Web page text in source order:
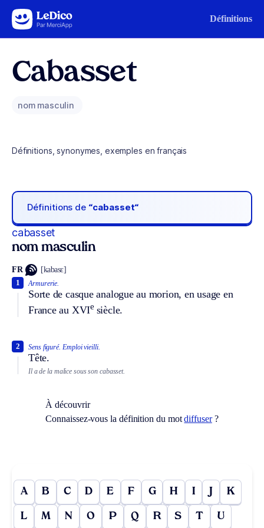
Aller au contenu Définitions
Cabasset
nom masculin
Définitions, synonymes, exemples en français
Définitions de “cabasset“
cabasset
nom masculin
FR [kabasɛ]
Armurerie.
Sorte de casque analogue au morion, en usage en
France au XVIe siècle.
1
Sens figuré. Emploi vieilli.
Tête.
2
Il a de la malice sous son cabasset.
À découvrir
Connaissez-vous la définition du motdiffuser?
A B C D E F G H I J K
L M N O P Q R S T U